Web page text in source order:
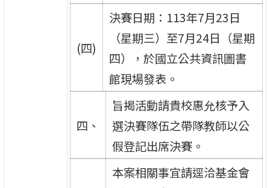
(四)
決賽日期：113年7月23日
（星期三）至7月24日（星期
四），於國立公共資訊圖書
館現場發表。
四、
旨揭活動請貴校惠允核予入
選決賽隊伍之帶隊教師以公
假登記出席決賽。
本案相關事宜請逕洽基金會